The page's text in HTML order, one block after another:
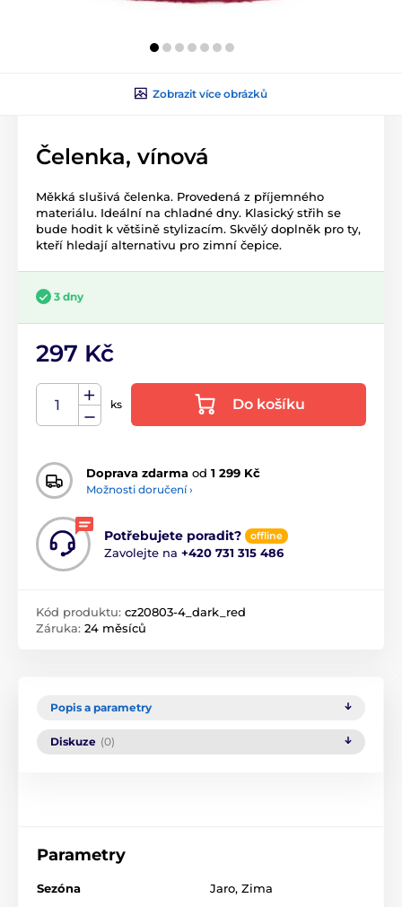
Zobrazit více obrázků
Čelenka, vínová
Měkká slušivá čelenka. Provedená z příjemného
materiálu. Ideální na chladné dny. Klasický střih se
bude hodit k většině stylizacím. Skvělý doplněk pro ty,
kteří hledají alternativu pro zimní čepice.
3 dny
297 Kč
ks Do košíku
Doprava zdarma od 1 299 Kč
Možnosti doručení ›
Potřebujete poradit? offline
Zavolejte na +420 731 315 486
Kód produktu: cz20803-4_dark_red
Záruka: 24 měsíců
Popis a parametry
Diskuze (0)
Parametry
Sezóna Jaro, Zima